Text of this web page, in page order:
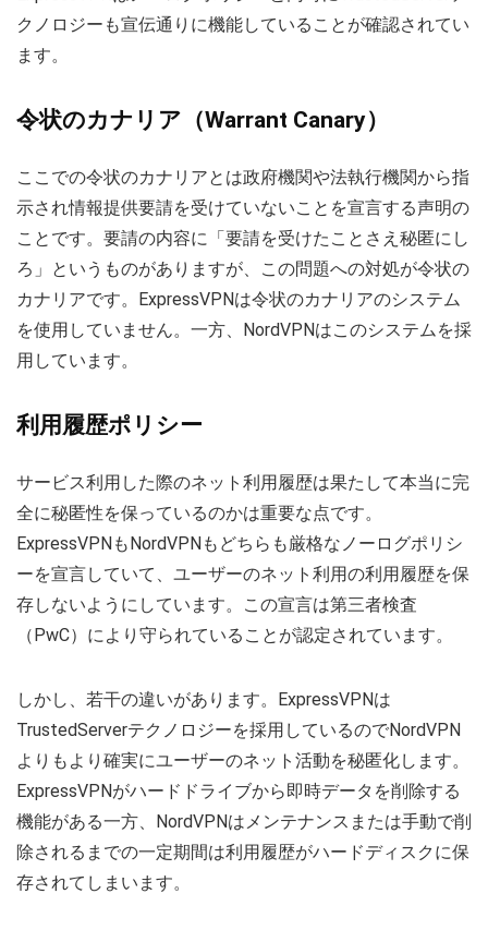
クノロジーも宣伝通りに機能していることが確認されてい
ます。
令状のカナリア（Warrant Canary）
ここでの令状のカナリアとは政府機関や法執行機関から指
示され情報提供要請を受けていないことを宣言する声明の
ことです。要請の内容に「要請を受けたことさえ秘匿にし
ろ」というものがありますが、この問題への対処が令状の
カナリアです。ExpressVPNは令状のカナリアのシステム
を使用していません。一方、NordVPNはこのシステムを採
用しています。
利用履歴ポリシー
サービス利用した際のネット利用履歴は果たして本当に完
全に秘匿性を保っているのかは重要な点です。
ExpressVPNもNordVPNもどちらも厳格なノーログポリシ
ーを宣言していて、ユーザーのネット利用の利用履歴を保
存しないようにしています。この宣言は第三者検査
（PwC）により守られていることが認定されています。
しかし、若干の違いがあります。ExpressVPNは
TrustedServerテクノロジーを採用しているのでNordVPN
よりもより確実にユーザーのネット活動を秘匿化します。
ExpressVPNがハードドライブから即時データを削除する
機能がある一方、NordVPNはメンテナンスまたは手動で削
除されるまでの一定期間は利用履歴がハードディスクに保
存されてしまいます。